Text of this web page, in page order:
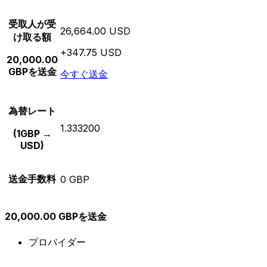
受取人が受
け取る額
20,000.00
GBPを送金
26,664.00 USD
+347.75 USD
今すぐ送金
為替レート
(1GBP →
USD)
1.333200
送金手数料 0 GBP
20,000.00 GBPを送金
プロバイダー